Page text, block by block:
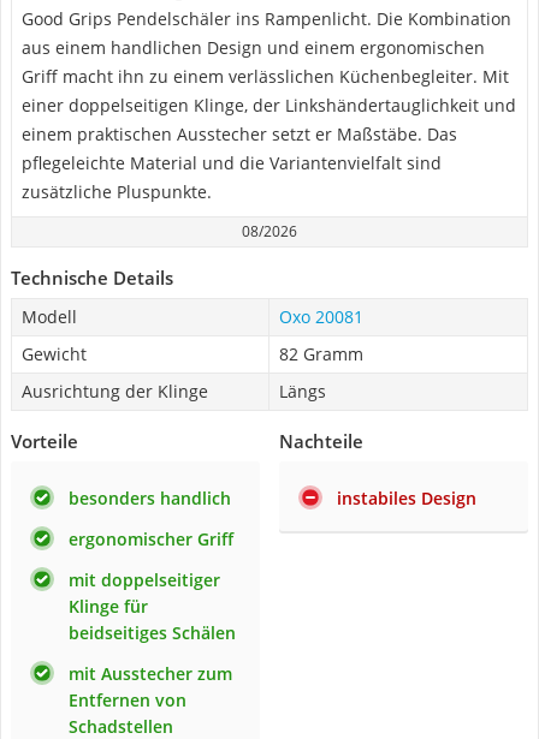
Good Grips Pendelschäler ins Rampenlicht. Die Kombination
aus einem handlichen Design und einem ergonomischen
Griff macht ihn zu einem verlässlichen Küchenbegleiter. Mit
einer doppelseitigen Klinge, der Linkshändertauglichkeit und
einem praktischen Ausstecher setzt er Maßstäbe. Das
pflegeleichte Material und die Variantenvielfalt sind
zusätzliche Pluspunkte.
08/2026
Technische Details
Modell
Oxo 20081
Gewicht
82 Gramm
Ausrichtung der Klinge
Längs
Vorteile
besonders handlich
ergonomischer Griff
mit doppelseitiger
Klinge für
beidseitiges Schälen
mit Ausstecher zum
Entfernen von
Schadstellen
Nachteile
instabiles Design